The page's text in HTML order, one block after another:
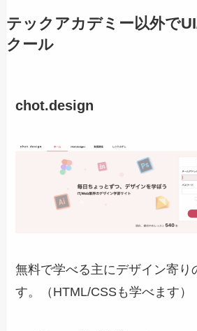
テックアカデミー以外で
クール
chot.design
無料で学べる主にデザイン寄り
す。（HTML/CSSも学べます）